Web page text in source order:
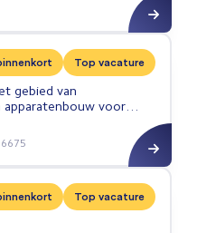
Top vacature
gebied van
apparatenbouw voor
Top vacature